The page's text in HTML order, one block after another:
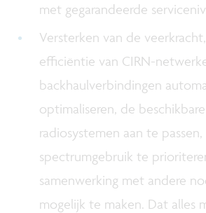
met gegarandeerde
Versterken van de
efficiëntie van CIRN-
backhaulverbindingen
optimaliseren, de
radiosystemen aan te
spectrumgebruik te
samenwerking met andere
mogelijk te maken. Dat alles